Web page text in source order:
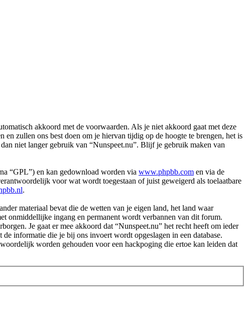
akkoord met de voorwaarden. Als je niet akkoord gaat met deze
zullen ons best doen om je hiervan tijdig op de hoogte te brengen, het is
niet langer gebruik van “Nunspeet.nu”. Blijf je gebruik maken van
“GPL”) en kan gedownload worden via www.phpbb.com en via de
voor wat wordt toegestaan of juist geweigerd als toelaatbare
.
materiaal bevat die de wetten van je eigen land, het land waar
onmiddellijke ingang en permanent wordt verbannen van dit forum.
Je gaat er mee akkoord dat “Nunspeet.nu” het recht heeft om ieder
informatie die je bij ons invoert wordt opgeslagen in een database.
worden gehouden voor een hackpoging die ertoe kan leiden dat